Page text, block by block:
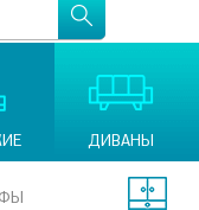
ДИВАНЫ